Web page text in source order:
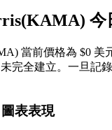
算的永續合約
今
當前價格為 $0 美
完全建立。一旦記
表表現